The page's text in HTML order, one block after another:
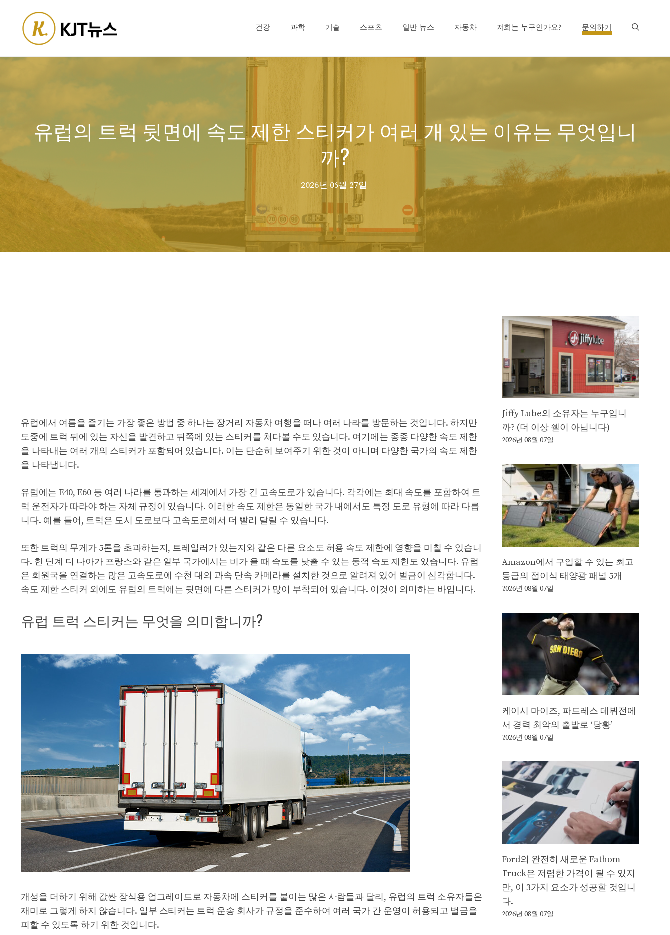
content
건강 과학 기술 스포츠 일반 뉴스 자동차 저희는 누구인가요? 문의하기
유럽의 트럭 뒷면에 속도 제한 스티커가 여러 개 있는 이유는 무엇입니
까?
2026년 06월 27일
유럽에서 여름을 즐기는 가장 좋은 방법 중 하나는 장거리 자동차 여행을 떠나 여러 나라를 방문하는 것입니다. 하지만
도중에 트럭 뒤에 있는 자신을 발견하고 뒤쪽에 있는 스티커를 쳐다볼 수도 있습니다. 여기에는 종종 다양한 속도 제한
을 나타내는 여러 개의 스티커가 포함되어 있습니다. 이는 단순히 보여주기 위한 것이 아니며 다양한 국가의 속도 제한
을 나타냅니다.
유럽에는 E40, E60 등 여러 나라를 통과하는 세계에서 가장 긴 고속도로가 있습니다. 각각에는 최대 속도를 포함하여 트
럭 운전자가 따라야 하는 자체 규정이 있습니다. 이러한 속도 제한은 동일한 국가 내에서도 특정 도로 유형에 따라 다릅
니다. 예를 들어, 트럭은 도시 도로보다 고속도로에서 더 빨리 달릴 수 있습니다.
또한 트럭의 무게가 5톤을 초과하는지, 트레일러가 있는지와 같은 다른 요소도 허용 속도 제한에 영향을 미칠 수 있습니
다. 한 단계 더 나아가 프랑스와 같은 일부 국가에서는 비가 올 때 속도를 낮출 수 있는 동적 속도 제한도 있습니다. 유럽
은 회원국을 연결하는 많은 고속도로에 수천 대의 과속 단속 카메라를 설치한 것으로 알려져 있어 벌금이 심각합니다.
속도 제한 스티커 외에도 유럽의 트럭에는 뒷면에 다른 스티커가 많이 부착되어 있습니다. 이것이 의미하는 바입니다.
유럽 ​​트럭 스티커는 무엇을 의미합니까?
개성을 더하기 위해 값싼 장식용 업그레이드로 자동차에 스티커를 붙이는 많은 사람들과 달리, 유럽의 트럭 소유자들은
재미로 그렇게 하지 않습니다. 일부 스티커는 트럭 운송 회사가 규정을 준수하여 여러 국가 간 운영이 허용되고 벌금을
피할 수 있도록 하기 위한 것입니다.
Jiffy Lube의 소유자는 누구입니
까? (더 이상 쉘이 아닙니다)
2026년 08월 07일
Amazon에서 구입할 수 있는 최고
등급의 접이식 태양광 패널 5개
2026년 08월 07일
케이시 마이즈, 파드레스 데뷔전에
서 경력 최악의 출발로 ‘당황’
2026년 08월 07일
Ford의 완전히 새로운 Fathom
Truck은 저렴한 가격이 될 수 있지
만, 이 3가지 요소가 성공할 것입니
다.
2026년 08월 07일